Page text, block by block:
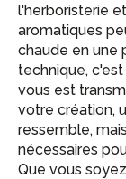
l'herboristerie
aromatiques
chaude en une
technique,
vous est
votre création,
ressemble,
nécessaires
Que vous